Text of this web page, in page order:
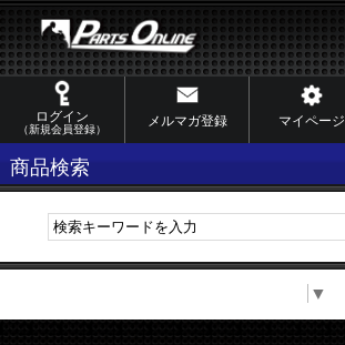
ログイン
（新規会員登録）
メルマガ登録 マイページ
商品検索
▼